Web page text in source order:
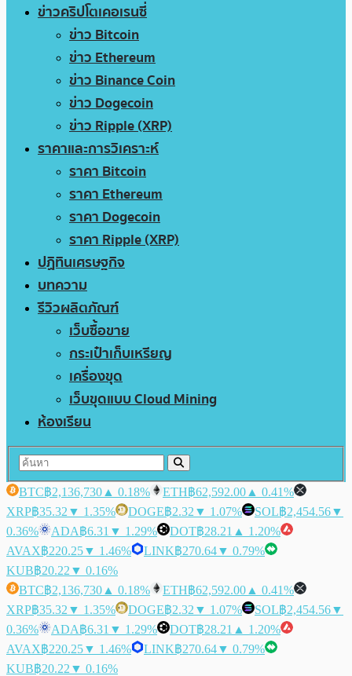
ข่าวคริปโตเคอเรนซี่
ข่าว Bitcoin
ข่าว Ethereum
ข่าว Binance Coin
ข่าว Dogecoin
ข่าว Ripple (XRP)
ราคาและการวิเคราะห์
ราคา Bitcoin
ราคา Ethereum
ราคา Dogecoin
ราคา Ripple (XRP)
ปฏิทินเศรษฐกิจ
บทความ
รีวิวผลิตภัณฑ์
เว็บซื้อขาย
กระเป๋าเก็บเหรียญ
เครื่องขุด
เว็บขุดแบบ Cloud Mining
ห้องเรียน
BTC฿2,136,730 ▲ 0.18% ETH฿62,592.00 ▲ 0.41%
XRP฿35.32 ▼ 1.35% DOGE฿2.32 ▼ 1.07% SOL฿2,454.56▼
0.36%
ADA฿6.31 ▼ 1.29% DOT฿28.21 ▲ 1.20%
AVAX฿220.25▼ 1.46% LINK฿270.64▼ 0.79%
KUB฿20.22 ▼ 0.16%
BTC฿2,136,730 ▲ 0.18% ETH฿62,592.00 ▲ 0.41%
XRP฿35.32 ▼ 1.35% DOGE฿2.32 ▼ 1.07% SOL฿2,454.56▼
0.36%
ADA฿6.31 ▼ 1.29% DOT฿28.21 ▲ 1.20%
AVAX฿220.25▼ 1.46% LINK฿270.64▼ 0.79%
KUB฿20.22 ▼ 0.16%